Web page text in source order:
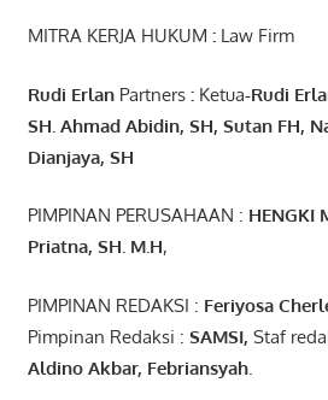
MITRA KERJA HUKUM : Law Firm
Rudi ErlanPartners : Ketua-Rudi
SH. Ahmad Abidin, SH, SutanFH,
Dianjaya, SH
PIMPINAN PERUSAHAAN : HENGKI
Priatna, SH. M.H,
PIMPINAN REDAKSI : Feriyosa
Pimpinan Redaksi : SAMSI, Staf
Aldino Akbar, Febriansyah.